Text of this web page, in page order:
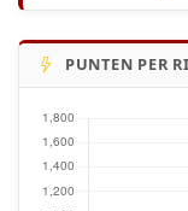
PUNTEN PER